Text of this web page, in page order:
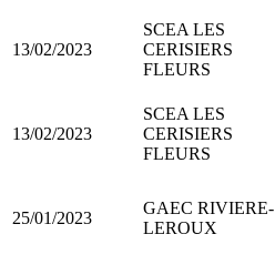
13/02/2023
SCEA LES
CERISIERS
FLEURS
13/02/2023
SCEA LES
CERISIERS
FLEURS
25/01/2023
GAEC RIVIERE-
LEROUX